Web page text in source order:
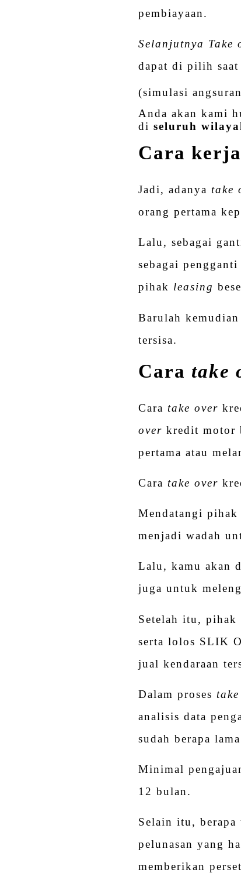
pembiayaan.
Selanjutnya Take
dapat di pilih saat
(simulasi
Anda akan kami
diseluruh
Cara kerja
Jadi, adanya take
orang pertama
Lalu, sebagai
sebagai
pihak leasing
Barulah
tersisa.
Cara take
Cara take over
over kredit motor
pertama atau
Cara take over
Mendatangi
menjadi wadah
Lalu, kamu akan
juga untuk
Setelah itu, pihak
serta lolos SLIK
jual kendaraan
Dalam proses
analisis data
sudah berapa
Minimal
12 bulan.
Selain itu,
pelunasan yang
memberikan